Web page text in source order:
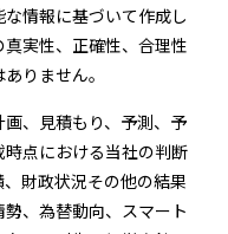
情報に基づいて作成し
実性、正確性、合理性
りません。
、見積もり、予測、予
点における当社の判断
財政状況その他の結果
、為替動向、スマート